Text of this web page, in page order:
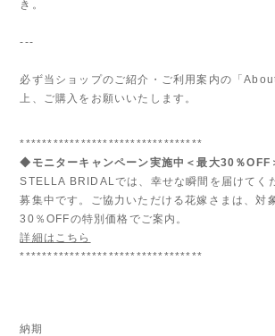
き。
---
必ず当ショップのご紹介・ご利用案内の「
上、ご購入をお願いいたします。
*********************************
◆モニターキャンペーン実施中＜最大30％OFF
STELLA BRIDALでは、幸せな瞬間を届けてく
募集中です。ご協力いただける花嫁さまは、対
30％OFFの特別価格でご案内。
詳細はこちら
*********************************
納期